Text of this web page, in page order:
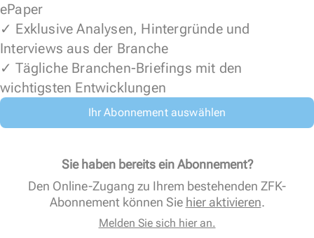
ePaper
✓ Exklusive Analysen, Hintergründe und
Interviews aus der Branche
✓ Tägliche Branchen-Briefings mit den
wichtigsten Entwicklungen
Ihr Abonnement auswählen
Sie haben bereits ein Abonnement?
Den Online-Zugang zu Ihrem bestehenden ZFK-
Abonnement können Sie hier aktivieren.
Melden Sie sich hier an.